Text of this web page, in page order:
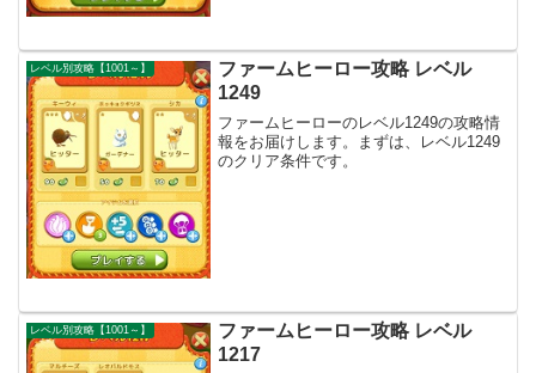
レベル別攻略【1001～】
ファームヒーロー攻略 レベル
1249
ファームヒーローのレベル1249の攻略情
報をお届けします。まずは、レベル1249
のクリア条件です。
レベル別攻略【1001～】
ファームヒーロー攻略 レベル
1217